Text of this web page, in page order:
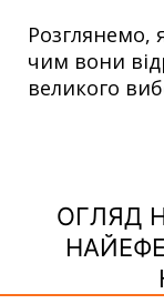
Розглянемо,
чим вони
великого
ОГЛЯД